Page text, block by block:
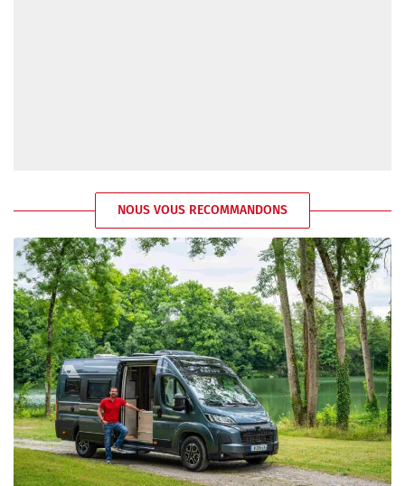
NOUS VOUS RECOMMANDONS